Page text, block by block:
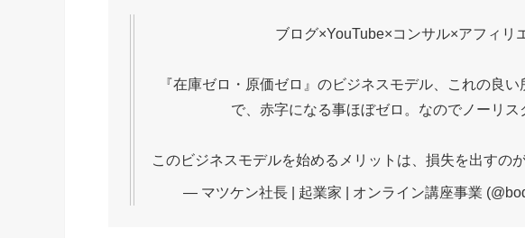
それは、ブログを訪れたユーザーが、ブログに貼られた広告か
め、その広告に応じた広告収入からあなたへ報酬が得られると
英会話教室の広告を例に挙げると、無料体験レッスン申込があ